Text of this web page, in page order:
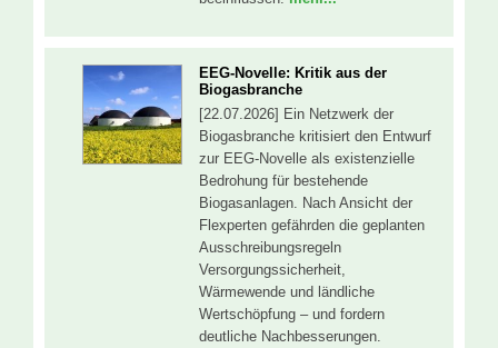
EEG-Novelle: Kritik aus der
Biogasbranche
[22.07.2026] Ein Netzwerk der
Biogasbranche kritisiert den Entwurf
zur EEG-Novelle als existenzielle
Bedrohung für bestehende
Biogasanlagen. Nach Ansicht der
Flexperten gefährden die geplanten
Ausschreibungsregeln
Versorgungssicherheit,
Wärmewende und ländliche
Wertschöpfung – und fordern
deutliche Nachbesserungen.